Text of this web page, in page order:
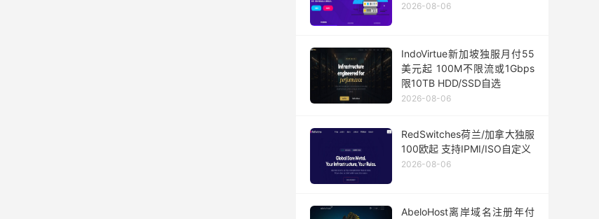
2026-08-06
IndoVirtue新加坡独服月付55
美元起 100M不限流或1Gbps
限10TB HDD/SSD自选
2026-08-06
RedSwitches荷兰/加拿大独服
100欧起 支持IPMI/ISO自定义
2026-08-06
AbeloHost离岸域名注册年付